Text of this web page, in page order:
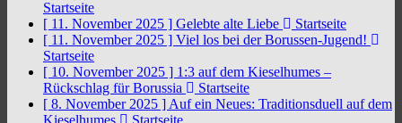
Startseite
[ 11. November 2025 ] Gelebte alte Liebe
Startseite
[ 11. November 2025 ] Viel los bei der Borussen-Jugend!
Startseite
[ 10. November 2025 ] 1:3 auf dem Kieselhumes –
Rückschlag für Borussia
Startseite
[ 8. November 2025 ] Auf ein Neues: Traditionsduell auf dem
Kieselhumes
Startseite